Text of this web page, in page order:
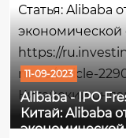
данного
Статья: Alibaba
экономической
https://
news/article-
Китайский
первичное
11-09-2023
Alibaba - IPO
Китай: Alibaba